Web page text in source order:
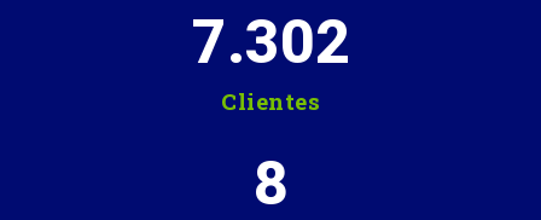
Clientes
7.302
8